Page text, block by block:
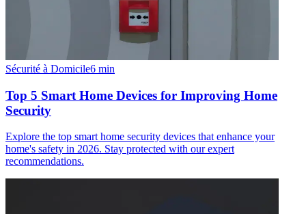
Sécurité à Domicile6 min
Top 5 Smart Home Devices for Improving Home
Security
Explore the top smart home security devices that enhance your
home's safety in 2026. Stay protected with our expert
recommendations.